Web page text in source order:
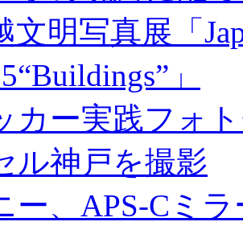
文明写真展「
」
カー実践フォ
ル神戸を撮影
ー、APS-Cミ